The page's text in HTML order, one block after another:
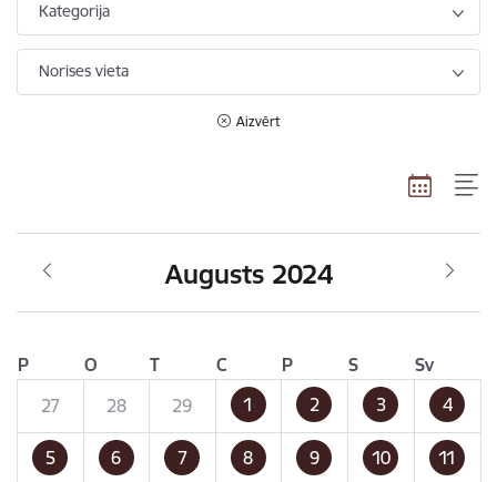
Kategorija
Norises vieta
Aizvērt
Augusts 2024
P O T C P S
Sv
27
28 29 1 2 3 4
5 6 7 8 9 10 11